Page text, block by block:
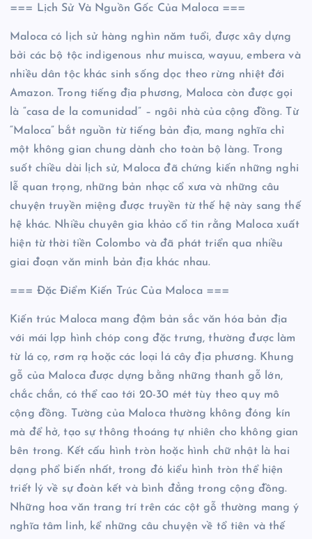
=== Lịch Sử Và Nguồn Gốc Của Maloca ===
Maloca có lịch sử hàng nghìn năm tuổi, được xây dựng
bởi các bộ tộc indigenous như muisca, wayuu, embera và
nhiều dân tộc khác sinh sống dọc theo rừng nhiệt đới
Amazon. Trong tiếng địa phương, Maloca còn được gọi
là “casa de la comunidad” – ngôi nhà của cộng đồng. Từ
“Maloca” bắt nguồn từ tiếng bản địa, mang nghĩa chỉ
một không gian chung dành cho toàn bộ làng. Trong
suốt chiều dài lịch sử, Maloca đã chứng kiến những nghi
lễ quan trọng, những bản nhạc cổ xưa và những câu
chuyện truyền miệng được truyền từ thế hệ này sang thế
hệ khác. Nhiều chuyên gia khảo cổ tin rằng Maloca xuất
hiện từ thời tiền Colombo và đã phát triển qua nhiều
giai đoạn văn minh bản địa khác nhau.
=== Đặc Điểm Kiến Trúc Của Maloca ===
Kiến trúc Maloca mang đậm bản sắc văn hóa bản địa
với mái lợp hình chóp cong đặc trưng, thường được làm
từ lá cọ, rơm rạ hoặc các loại lá cây địa phương. Khung
gỗ của Maloca được dựng bằng những thanh gỗ lớn,
chắc chắn, có thể cao tới 20-30 mét tùy theo quy mô
cộng đồng. Tường của Maloca thường không đóng kín
mà để hở, tạo sự thông thoáng tự nhiên cho không gian
bên trong. Kết cấu hình tròn hoặc hình chữ nhật là hai
dạng phổ biến nhất, trong đó kiểu hình tròn thể hiện
triết lý về sự đoàn kết và bình đẳng trong cộng đồng.
Những hoa văn trang trí trên các cột gỗ thường mang ý
nghĩa tâm linh, kể những câu chuyện về tổ tiên và thế